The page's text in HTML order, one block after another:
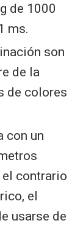
de 1000
ms.
son
de la
de colores
con un
el contrario
el
usarse de